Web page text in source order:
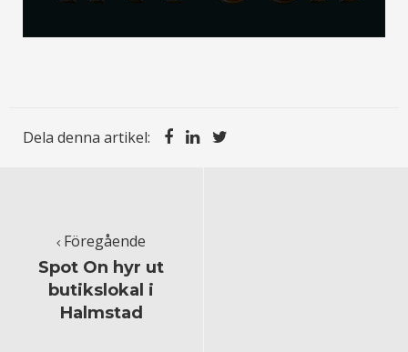
Dela denna artikel:
Föregående
Spot On hyr ut
butikslokal i
Halmstad